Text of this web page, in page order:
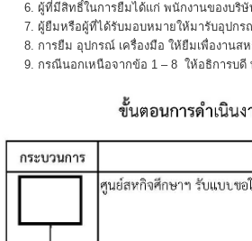
ผู้ที่มีสิทธิ์ในการยืมได้แก่ พนักงานของบริษั
ผู้ยืมหรือผู้ที่ได้รับมอบหมายให้มารับอุปกร
การยืม อุปกรณ์ เครื่องมือ ให้ยืมเพื่องาน
กรณีนอกเหนือจากข้อ 1 – 8 ให้อธิการบดี